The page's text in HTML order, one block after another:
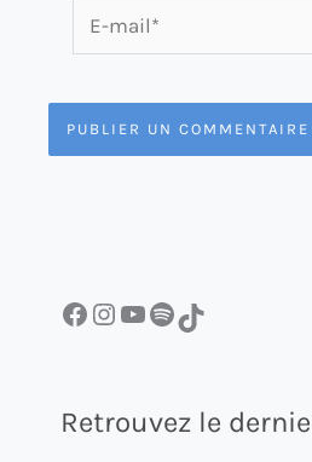
mail*
Facebook InstagramYouTube Spotify TikTok
Retrouvez le